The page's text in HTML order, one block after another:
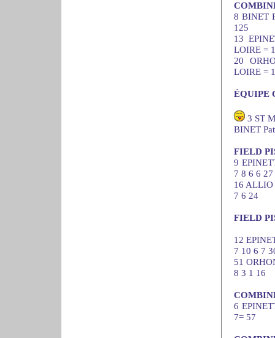
8 BINET
125
13
LOIRE =
20
LOIRE =
ÉQUIPE
3 ST
BINET
FIELD
9
7 8 6 6 27
16 ALLIO
7 6 24
FIELD
12
7 10 6 7
51
8 3 1 16
6
7= 57